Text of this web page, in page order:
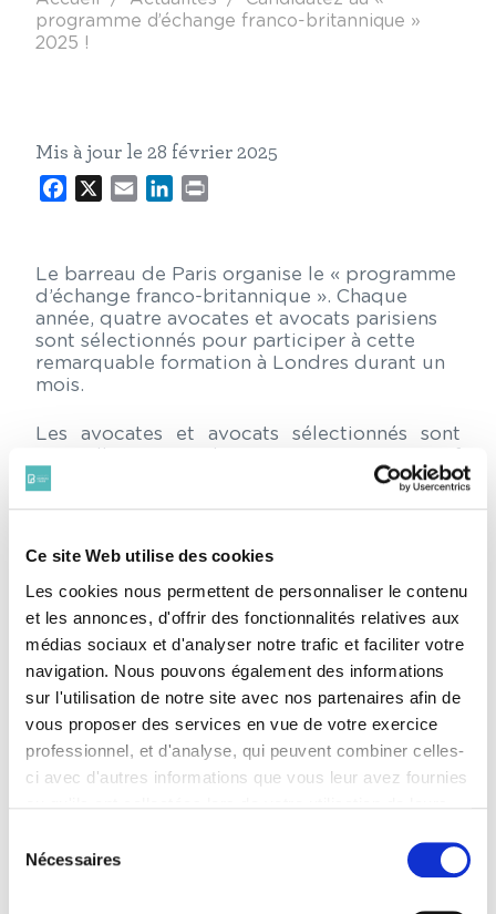
Ce site Web utilise des cookies
Les cookies nous permettent de personnaliser le contenu
et les annonces, d'offrir des fonctionnalités relatives aux
médias sociaux et d'analyser notre trafic et faciliter votre
navigation. Nous pouvons également des informations
sur l'utilisation de notre site avec nos partenaires afin de
vous proposer des services en vue de votre exercice
professionnel, et d'analyse, qui peuvent combiner celles-
ci avec d'autres informations que vous leur avez fournies
continuez à utiliser notre site Web.
Pour en savoir plus sur notre politique de traitement,
Nécessaires
programme d’échange franco-britannique »
2025 !
Mis à jour le 28 février 2025
Facebook
X Email LinkedIn
Le barreau de Paris organise le « programme
d’échange franco-britannique ». Chaque
année, quatre avocates et avocats parisiens
sont sélectionnés pour participer à cette
remarquable formation à Londres durant un
mois.
Les avocates et avocats sélectionnés sont
Court » qui ont l’exclusivité de la formation
magistrats. Ils accompagnent un barrister,
sélectionné dans le domaine de compétence
de l’avocat. Les participants sont aussi
pour favoriser les rencontres durant leur
mois de formation à Londres. La
participation à un procès fictif (mock trial)
auprès de magistrats et barristers anglais
selon les règles de procédure de droit
anglais clôture le programme.
formidable occasion de créer un réseau de
confiance outre-manche. Des rencontres